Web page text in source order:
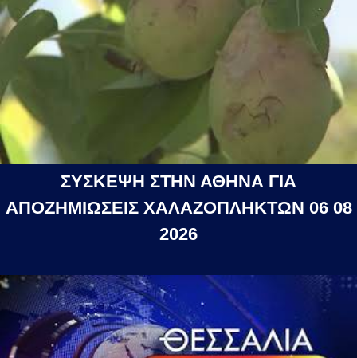
ΣΥΣΚΕΨΗ ΣΤΗΝ ΑΘΗΝΑ ΓΙΑ
ΑΠΟΖΗΜΙΩΣΕΙΣ ΧΑΛΑΖΟΠΛΗΚΤΩΝ 06 08
2026